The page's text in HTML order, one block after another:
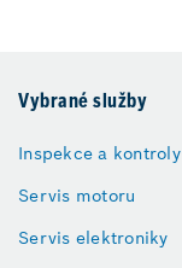
Vybrané služby
Inspekce a kontroly
Servis motoru
Servis elektroniky